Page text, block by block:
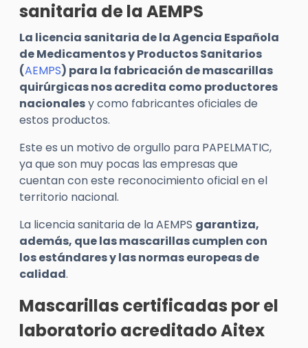
sanitaria de la AEMPS
La licencia sanitaria de la Agencia Española
de Medicamentos y Productos Sanitarios
(AEMPS) para la fabricación de mascarillas
quirúrgicas nos acredita como productores
nacionalesy como fabricantes oficiales de
estos productos.
Este es un motivo de orgullo para PAPELMATIC,
ya que son muy pocas las empresas que
cuentan con este reconocimiento oficial en el
territorio nacional.
La licencia sanitaria de la AEMPS garantiza,
además, que las mascarillas cumplen con
los estándares y las normas europeas de
calidad.
Mascarillas certificadas por el
laboratorio acreditado Aitex